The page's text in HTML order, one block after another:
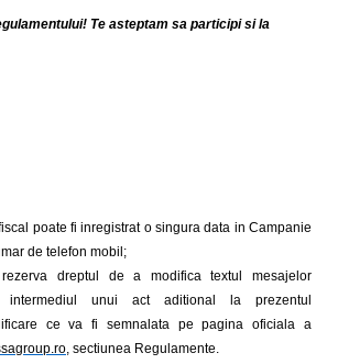
Te asteptam sa participi si la
poate fi inregistrat o singura data in Campanie
de telefon mobil;
dreptul de a modifica textul mesajelor
intermediul unui act aditional la prezentul
ce va fi semnalata pe pagina oficiala a
, sectiunea Regulamente.